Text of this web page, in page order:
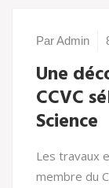
Par Admin
Une
CCVC
Science
Les travaux
membre du